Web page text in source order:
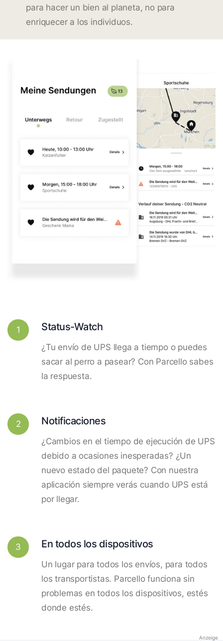
para hacer un bien al planeta, no para
enriquecer a los individuos.
1 Status-Watch
¿Tu envío de UPS llega a tiempo o puedes
sacar al perro a pasear? Con Parcello sabes
la respuesta.
2 Notificaciones
¿Cambios en el tiempo de ejecución de UPS
debido a ocasiones inesperadas? ¿Un
nuevo estado del paquete? Con nuestra
aplicación siempre verás cuando UPS está
por llegar.
3 En todos los dispositivos
Un lugar para todos los envíos, para todos
los transportistas. Parcello funciona sin
problemas en todos los dispositivos, estés
donde estés.
Anzeige